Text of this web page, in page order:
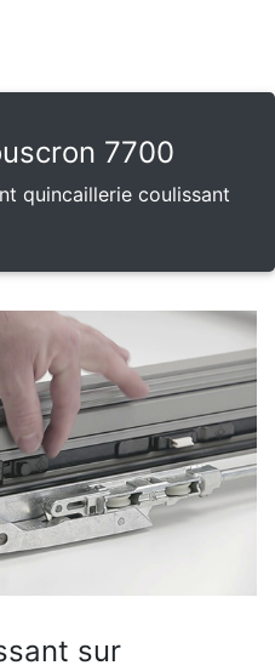
7700
quincaillerie coulissant
sur